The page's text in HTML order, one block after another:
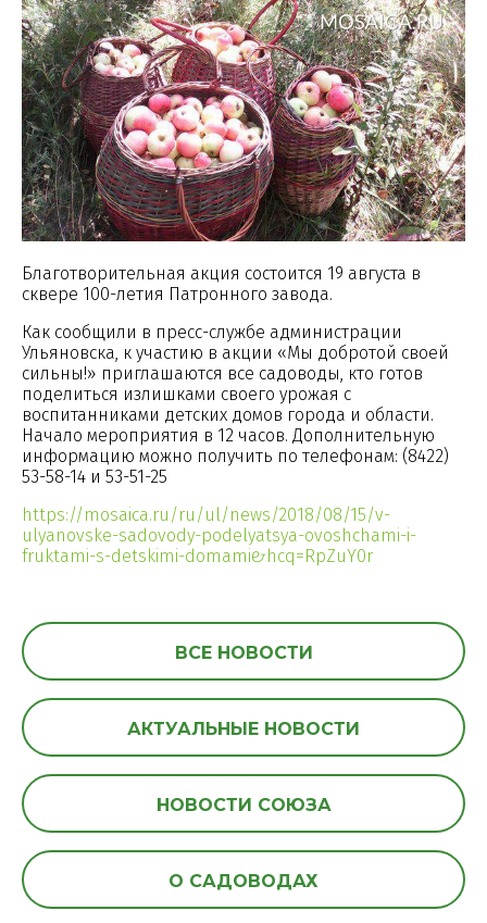
Благотворительная акция состоится 19 августа в
сквере 100-летия Патронного завода.
Как сообщили в пресс-службе администрации
Ульяновска, к участию в акции «Мы добротой своей
сильны!» приглашаются все садоводы, кто готов
поделиться излишками своего урожая с
воспитанниками детских домов города и области.
Начало мероприятия в 12 часов. Дополнительную
информацию можно получить по телефонам: (8422)
53-58-14 и 53-51-25
https://mosaica.ru/ru/ul/news/2018/08/15/v-
ulyanovske-sadovody-podelyatsya-ovoshchami-i-
fruktami-s-detskimi-domami#&hcq=RpZuY0r
ВСЕ НОВОСТИ
АКТУАЛЬНЫЕ НОВОСТИ
НОВОСТИ СОЮЗА
О САДОВОДАХ